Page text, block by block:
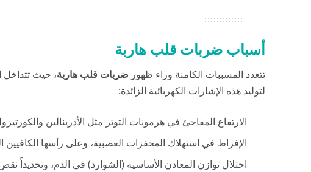
أسباب ضربات قلب هاربة
تتعدد المسببات الكامنة وراء ظهور ضربات قلب هاربة، حيث تتداخل
لتوليد هذه الإشارات الكهربائية الزائدة:
الارتفاع المفاجئ في هرمونات التوتر مثل الأدرينالين
الإفراط في استهلاك المحفزات العصبية، وعلى رأسها
اختلال توازن المعادن الأساسية (الشوارد) في الدم، وتحديداً